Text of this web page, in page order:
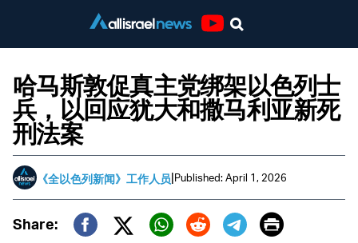
哈马斯敦促真主党绑架以色列士
兵，以回应犹大和撒马利亚新死
刑法案
《全以色列新闻》工作人员|Published: April 1, 2026
Share: Print